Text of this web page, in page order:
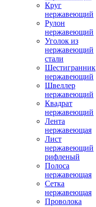
Круг
нержавеющий
Рулон
нержавеющий
Уголок из
нержавеющий
стали
Шестигранник
нержавеющий
Швеллер
нержавеющий
Квадрат
нержавеющий
Лента
нержавеющая
Лист
нержавеющий
рифленый
Полоса
нержавеющая
Сетка
нержавеющая
Проволока